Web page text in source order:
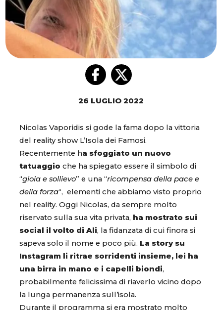
26 LUGLIO 2022
Nicolas Vaporidis si gode la fama dopo la vittoria
del reality show L’Isola dei Famosi.
Recentemente ha sfoggiato un nuovo
tatuaggio che ha spiegato essere il simbolo di
“gioia e sollievo” e una “ricompensa della pace e
della forza“, elementi che abbiamo visto proprio
nel reality. Oggi Nicolas, da sempre molto
riservato sulla sua vita privata, ha mostrato sui
social il volto di Ali, la fidanzata di cui finora si
sapeva solo il nome e poco più. La story su
Instagram li ritrae sorridenti insieme, lei ha
una birra in mano e i capelli biondi,
probabilmente felicissima di riaverlo vicino dopo
la lunga permanenza sull’isola.
Durante il programma si era mostrato molto